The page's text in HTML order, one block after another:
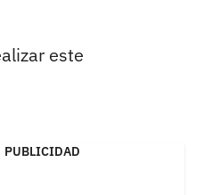
este
PUBLICIDAD